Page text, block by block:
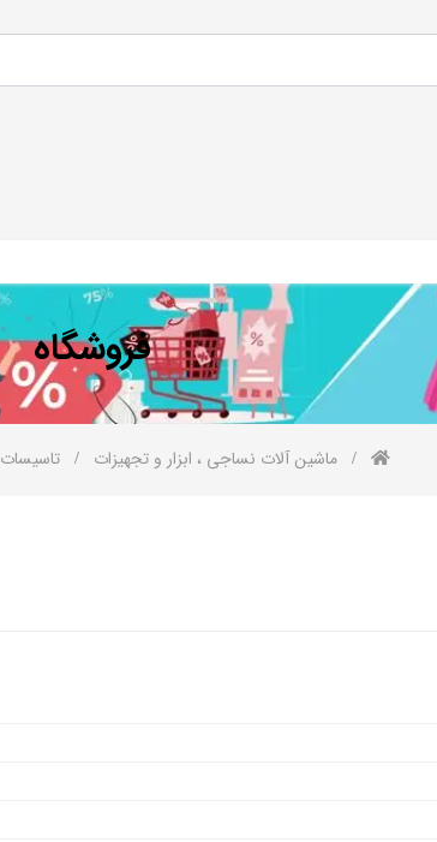
فروشگاه
ماشین آلات نساجی ، ابزار و تجهیزات تاسیسات